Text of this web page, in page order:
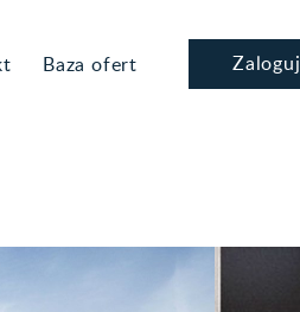
Zaloguj
Baza ofert